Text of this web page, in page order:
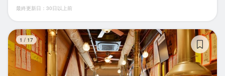
最終更新日：30日以上前
1 / 17